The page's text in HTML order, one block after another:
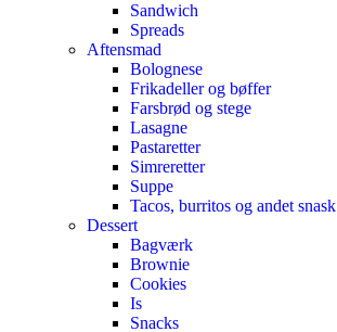
Sandwich
Spreads
Aftensmad
Bolognese
Frikadeller og bøffer
Farsbrød og stege
Lasagne
Pastaretter
Simreretter
Suppe
Tacos, burritos og andet snask
Dessert
Bagværk
Brownie
Cookies
Is
Snacks